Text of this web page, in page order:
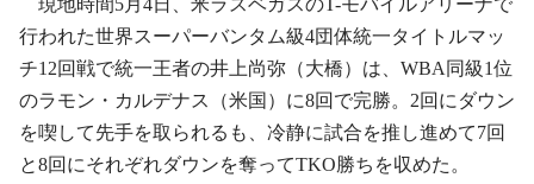
現地時間5月4日、米ラスベガスのT-モバイルアリーナで
行われた世界スーパーバンタム級4団体統一タイトルマッ
チ12回戦で統一王者の井上尚弥（大橋）は、WBA同級1位
のラモン・カルデナス（米国）に8回で完勝。2回にダウン
を喫して先手を取られるも、冷静に試合を推し進めて7回
と8回にそれぞれダウンを奪ってTKO勝ちを収めた。